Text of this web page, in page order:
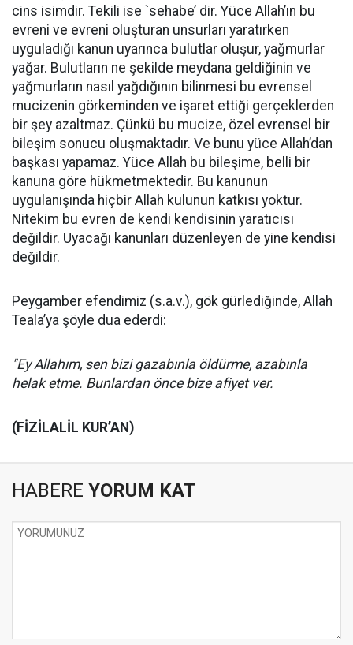
cins isimdir. Tekili ise `sehabe’ dir. Yüce Allah’ın bu
evreni ve evreni oluşturan unsurları yaratırken
uyguladığı kanun uyarınca bulutlar oluşur, yağmurlar
yağar. Bulutların ne şekilde meydana geldiğinin ve
yağmurların nasıl yağdığının bilinmesi bu evrensel
mucizenin görkeminden ve işaret ettiği gerçeklerden
bir şey azaltmaz. Çünkü bu mucize, özel evrensel bir
bileşim sonucu oluşmaktadır. Ve bunu yüce Allah’dan
başkası yapamaz. Yüce Allah bu bileşime, belli bir
kanuna göre hükmetmektedir. Bu kanunun
uygulanışında hiçbir Allah kulunun katkısı yoktur.
Nitekim bu evren de kendi kendisinin yaratıcısı
değildir. Uyacağı kanunları düzenleyen de yine kendisi
değildir.
Peygamber efendimiz (s.a.v.), gök gürlediğinde, Allah
Teala’ya şöyle dua ederdi:
"Ey Allahım, sen bizi gazabınla öldürme, azabınla
helak etme. Bunlardan önce bize afiyet ver.
(FİZİLALİL KUR’AN)
HABERE YORUM KAT